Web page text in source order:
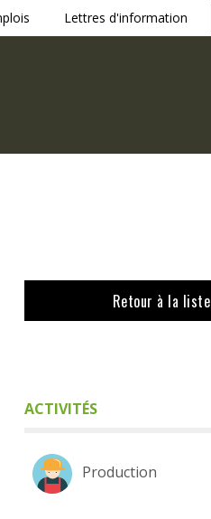
Lettres d'information
Retour à la liste
ACTIVITÉS
Production